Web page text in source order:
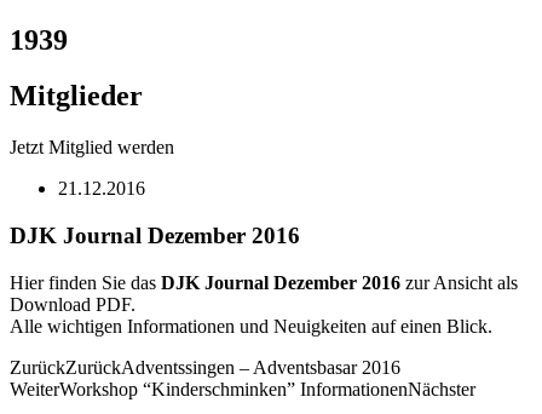
1939
Mitglieder
Jetzt Mitglied werden
21.12.2016
DJK Journal Dezember 2016
Hier finden Sie das DJK Journal Dezember 2016 zur Ansicht als
Download PDF.
Alle wichtigen Informationen und Neuigkeiten auf einen Blick.
ZurückZurückAdventssingen – Adventsbasar 2016
WeiterWorkshop “Kinderschminken” InformationenNächster